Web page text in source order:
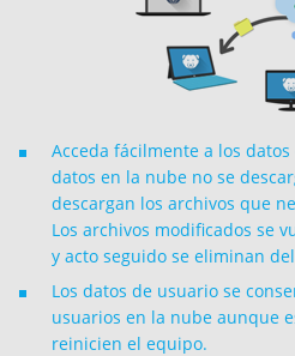
Acceda fácilmente a los
datos en la nube no se
descargan los archivos que
Los archivos modificados se
y acto seguido se eliminan
Los datos de usuario se
usuarios en la nube aunque
reinicien el equipo.